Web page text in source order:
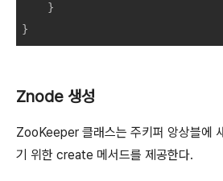
}
}
Znode 생성
ZooKeeper 클래스는 주키퍼 앙상블에
기 위한 create 메서드를 제공한다.